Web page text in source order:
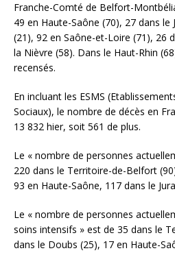
Franche-Comté de Belfort-
49 en Haute-Saône (70), 27 dans le
(21), 92 en Saône-et-Loire (71), 26
la Nièvre (58). Dans le Haut-Rhin
recensés.
En incluant les ESMS
Sociaux), le nombre de décès en
13 832 hier, soit 561 de plus.
Le « nombre de personnes
220 dans le Territoire-de-Belfort
93 en Haute-Saône, 117 dans le
Le « nombre de personnes
soins intensifs » est de 35 dans le
dans le Doubs (25), 17 en Haute-